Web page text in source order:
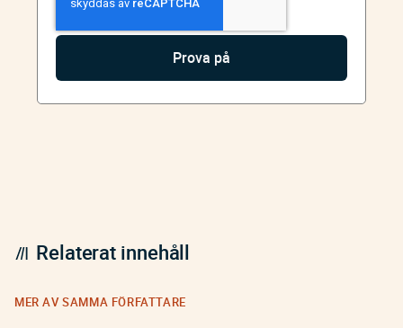
Relaterat innehåll
MER AV SAMMA FÖRFATTARE